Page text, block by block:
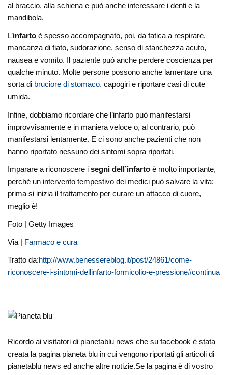
al braccio, alla schiena e può anche interessare i denti e la
mandibola.
L’infartoè spesso accompagnato, poi, da fatica a respirare,
mancanza di fiato, sudorazione, senso di stanchezza acuto,
nausea e vomito. Il paziente può anche perdere coscienza per
qualche minuto. Molte persone possono anche lamentare una
sorta di bruciore di stomaco, capogiri e riportare casi di cute
umida.
Infine, dobbiamo ricordare che l’infarto può manifestarsi
improvvisamente e in maniera veloce o, al contrario, può
manifestarsi lentamente. E ci sono anche pazienti che non
hanno riportato nessuno dei sintomi sopra riportati.
Imparare a riconoscere isegni dell’infartoè molto importante,
perché un intervento tempestivo dei medici può salvare la vita:
prima si inizia il trattamento per curare un attacco di cuore,
meglio è!
Foto | Getty Images
Via | Farmaco e cura
Tratto da:http://www.benessereblog.it/post/24861/come-
riconoscere-i-sintomi-dellinfarto-formicolio-e-pressione#continua
Ricordo ai visitatori di pianetablu news che su facebook è stata
creata la pagina pianeta blu in cui vengono riportati gli articoli di
pianetablu news ed anche altre notizie.Se la pagina è di vostro